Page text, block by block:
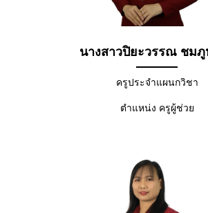
นางสาวปิยะวรรณ ชมภู
ครูประจำแผนกวิชา
ตำแหน่ง ครูผู้ช่วย